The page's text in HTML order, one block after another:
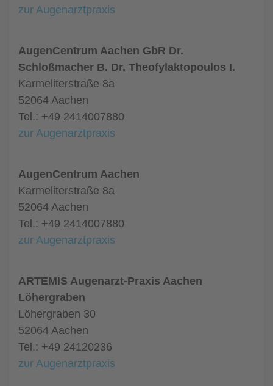
zur Augenarztpraxis
AugenCentrum Aachen GbR Dr.
Schloßmacher B. Dr. Theofylaktopoulos I.
Karmeliterstraße 8a
52064 Aachen
Tel.: +49 2414007880
zur Augenarztpraxis
AugenCentrum Aachen
Karmeliterstraße 8a
52064 Aachen
Tel.: +49 2414007880
zur Augenarztpraxis
ARTEMIS Augenarzt-Praxis Aachen
Löhergraben
Löhergraben 30
52064 Aachen
Tel.: +49 24120236
zur Augenarztpraxis